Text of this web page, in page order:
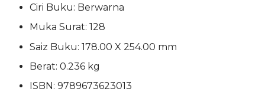
Ciri Buku: Berwarna
Muka Surat: 128
Saiz Buku: 178.00 X 254.00 mm
Berat: 0.236 kg
ISBN: 9789673623013